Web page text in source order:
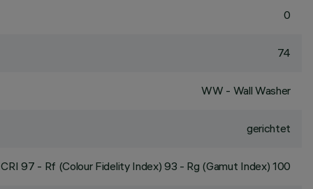
0
74
WW - Wall Washer
gerichtet
CRI97 - Rf (Colour Fidelity Index) 93 - Rg (Gamut Index) 100